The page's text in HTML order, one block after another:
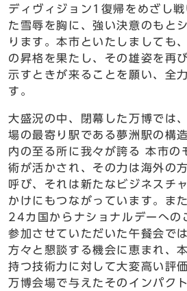
ディヴィジョン1復帰をめざし
た雪辱を胸に、強い決意のもと
ります。本市といたしましても
の昇格を果たし、その雄姿を再
示すときが来ることを願い、全
す。
大盛況の中、閉幕した万博では
場の最寄り駅である夢洲駅の構
内の至る所に我々が誇る 本市の
術が活かされ、その力は海外の
呼び、それは新たなビジネスチ
かけにもつながっています。ま
24カ国からナショナルデーへの
参加させていただいた午餐会で
方々と懇談する機会に恵まれ、
持つ技術力に対して大変高い評
万博会場で与えたそのインパク